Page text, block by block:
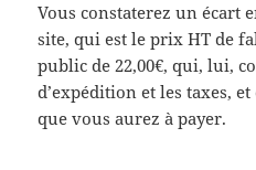
Vous constaterez un écart
site, qui est le prix HT de
public de 22,00€, qui, lui,
d’expédition et les taxes,
que vous aurez à payer.